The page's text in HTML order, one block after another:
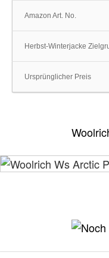
Amazon Art. No.
Herbst-Winterjacke
Ursprünglicher Preis